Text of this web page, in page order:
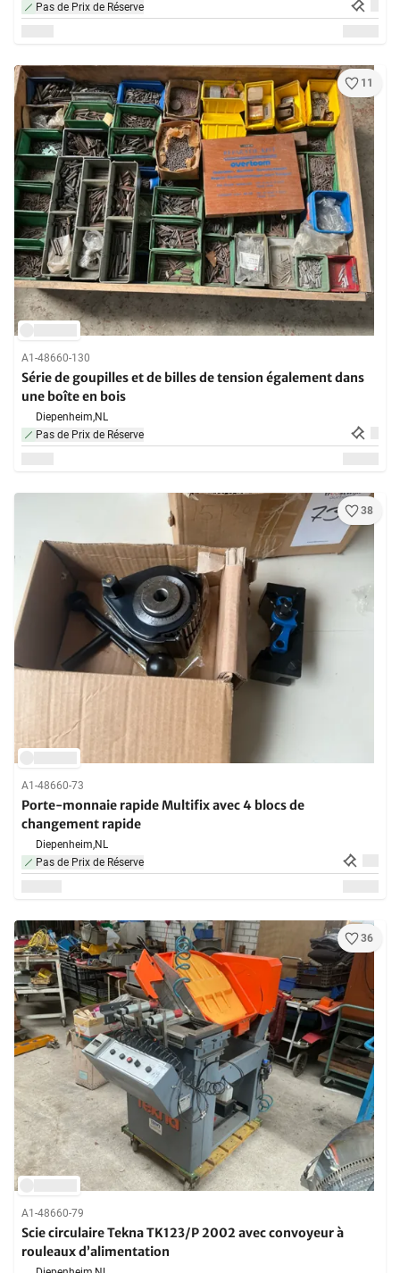
Pas de Prix de Réserve
11
A1-48660-130
Série de goupilles et de billes de tension également dans
une boîte en bois
Diepenheim,NL
Pas de Prix de Réserve
38
A1-48660-73
Porte-monnaie rapide Multifix avec 4 blocs de
changement rapide
Diepenheim,NL
Pas de Prix de Réserve
36
A1-48660-79
Scie circulaire Tekna TK123/P 2002 avec convoyeur à
rouleaux d’alimentation